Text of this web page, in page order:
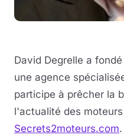
David Degrelle a
une agence
participe à prêcher la
l'actualité des
Secrets2moteurs.com.